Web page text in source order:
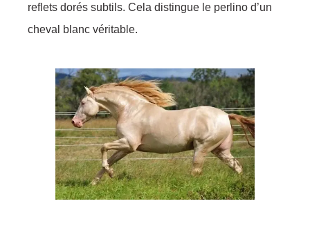
reflets dorés subtils. Cela distingue le perlino d’un
cheval blanc véritable.